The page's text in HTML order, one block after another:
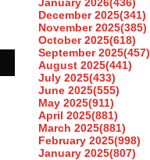
December 2025(341)
November 2025(385)
October 2025(618)
September 2025(457)
August 2025(441)
July 2025(433)
June 2025(555)
May 2025(911)
April 2025(881)
March 2025(881)
February 2025(998)
January 2025(807)